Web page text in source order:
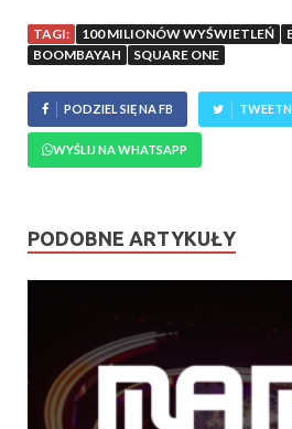
TAGI: 100 MILIONÓW WYŚWIETLEŃ
BOOMBAYAH
SQUARE ONE
PODZIEL SIĘ NA FB
WYŚLIJ NA WHATSAPP
PODOBNE ARTYKUŁY